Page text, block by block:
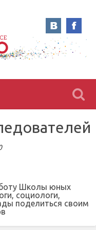
Школы юных
социологи,
поделиться своим